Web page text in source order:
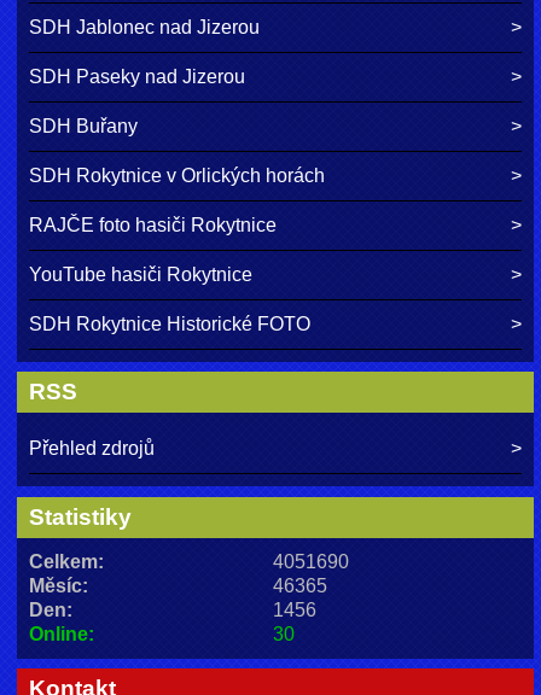
SDH Jablonec nad Jizerou
SDH Paseky nad Jizerou
SDH Buřany
SDH Rokytnice v Orlických horách
RAJČE foto hasiči Rokytnice
YouTube hasiči Rokytnice
SDH Rokytnice Historické FOTO
RSS
Přehled zdrojů
Statistiky
Online: 30
Celkem:
4051690
Měsíc:
46365
Den:
1456
Kontakt